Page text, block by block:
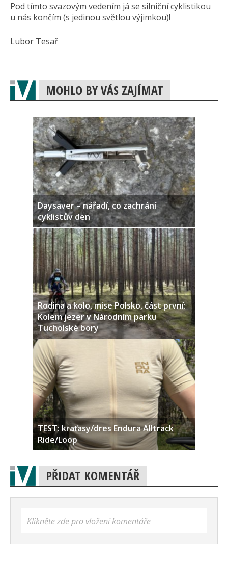
Pod tímto svazovým vedením já se silniční cyklistikou
u nás končím (s jedinou světlou výjimkou)!
Lubor Tesař
MOHLO BY VÁS ZAJÍMAT
Daysaver – nářadí, co zachrání
cyklistův den
Rodina a kolo, mise Polsko, část první:
Kolem jezer v Národním parku
Tucholské bory
TEST: kraťasy/dres Endura Alltrack
Ride/Loop
PŘIDAT KOMENTÁŘ
Klikněte zde pro vložení komentáře